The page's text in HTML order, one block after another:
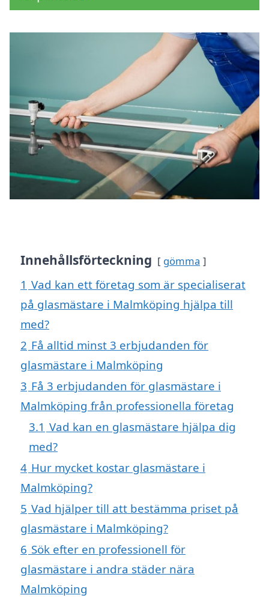
Innehållsförteckning gömma
1 Vad kan ett företag som är specialiserat
på glasmästare i Malmköping hjälpa till
med?
2 Få alltid minst 3 erbjudanden för
glasmästare i Malmköping
3 Få 3 erbjudanden för glasmästare i
Malmköping från professionella företag
3.1 Vad kan en glasmästare hjälpa dig
med?
4 Hur mycket kostar glasmästare i
Malmköping?
5 Vad hjälper till att bestämma priset på
glasmästare i Malmköping?
6 Sök efter en professionell för
glasmästare i andra städer nära
Malmköping